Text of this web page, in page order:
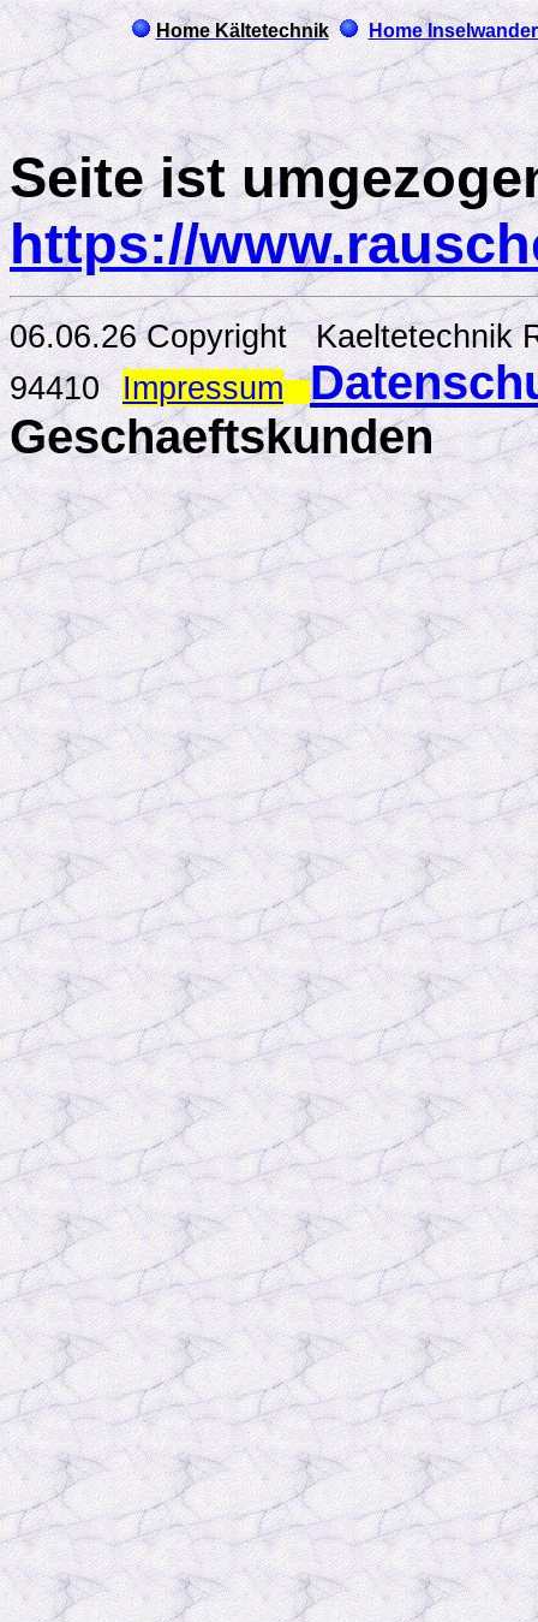
Home Kältetechnik Home
Seite ist
https://
06.06.26 Copyright Kaeltetechnik
94410
Impressum
Geschaeftskunden